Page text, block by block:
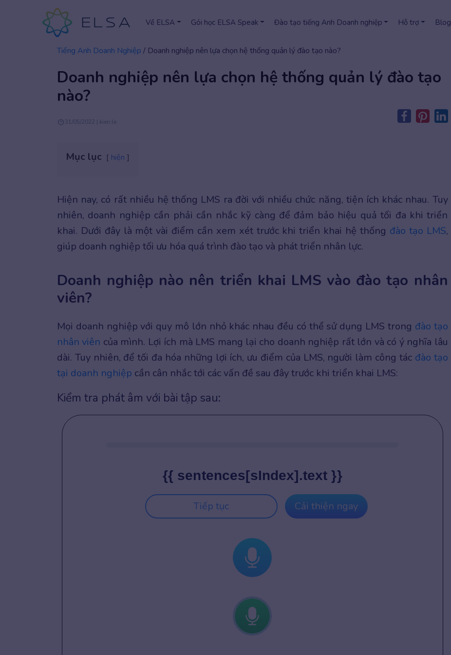
Về ELSA Gói học ELSA Speak Đào tạo tiếng Anh Doanh nghiệp Hỗ trợ Blog
Tiếng Anh Doanh Nghiệp / Doanh nghiệp nên lựa chọn hệ thống quản lý đào tạo nào?
Doanh nghiệp nên lựa chọn hệ thống quản lý đào tạo
nào?
31/05/2022 | kien.le
Mục lục hiện
Hiện nay, có rất nhiều hệ thống LMS ra đời với nhiều chức năng, tiện ích khác nhau. Tuy
nhiên, doanh nghiệp cần phải cần nhắc kỹ càng để đảm bảo hiệu quả tối đa khi triển
khai. Dưới đây là một vài điểm cần xem xét trước khi triển khai hệ thống đào tạo LMS,
giúp doanh nghiệp tối ưu hóa quá trình đào tạo và phát triển nhân lực.
Doanh nghiệp nào nên triển khai LMS vào đào tạo nhân
viên?
Mọi doanh nghiệp với quy mô lớn nhỏ khác nhau đều có thể sử dụng LMS trong đào tạo
nhân viên của mình. Lợi ích mà LMS mang lại cho doanh nghiệp rất lớn và có ý nghĩa lâu
dài. Tuy nhiên, để tối đa hóa những lợi ích, ưu điểm của LMS, người làm công tác đào tạo
tại doanh nghiệp cần cân nhắc tới các vấn đề sau đây trước khi triển khai LMS:
Kiểm tra phát âm với bài tập sau:
{{ sentences[sIndex].text }}
Tiếp tục Cải thiện ngay